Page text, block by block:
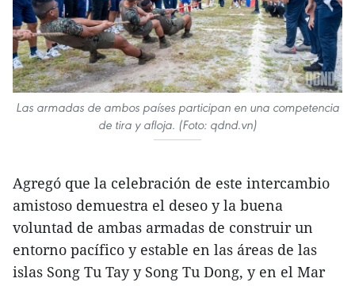
Las armadas de ambos países participan en una competencia
de tira y afloja. (Foto: qdnd.vn)
Agregó que la celebración de este intercambio
amistoso demuestra el deseo y la buena
voluntad de ambas armadas de construir un
entorno pacífico y estable en las áreas de las
islas Song Tu Tay y Song Tu Dong, y en el Mar